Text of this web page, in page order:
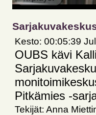
Kesto: 00:05:39
OUBS kävi
Pitkämies -
Tekijät: Anna